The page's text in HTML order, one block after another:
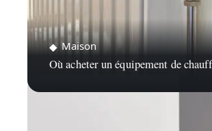
Maison
Où acheter un équipement de